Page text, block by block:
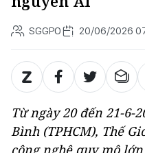
SGGPO 20/06/2026
Từ ngày 20 đến 21-6-
Bình (TPHCM), Thế
công nghệ quy mô